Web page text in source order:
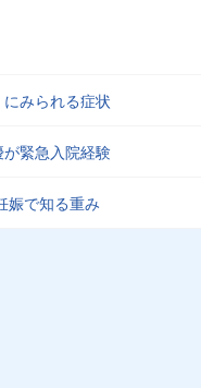
みられる症状
緊急入院経験
娠で知る重み